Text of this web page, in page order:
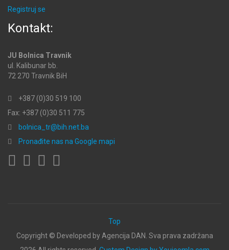
Registruj se
Kontakt:
JU Bolnica Travnik
ul. Kalibunar bb.
72 270 Travnik BiH
+387 (0)30 519 100
Fax: +387 (0)30 511 775
bolnica_tr@bih.net.ba
Pronađite nas na Google mapi
Top
Copyright © Developed by Agencija DAN. Sva prava zadržana